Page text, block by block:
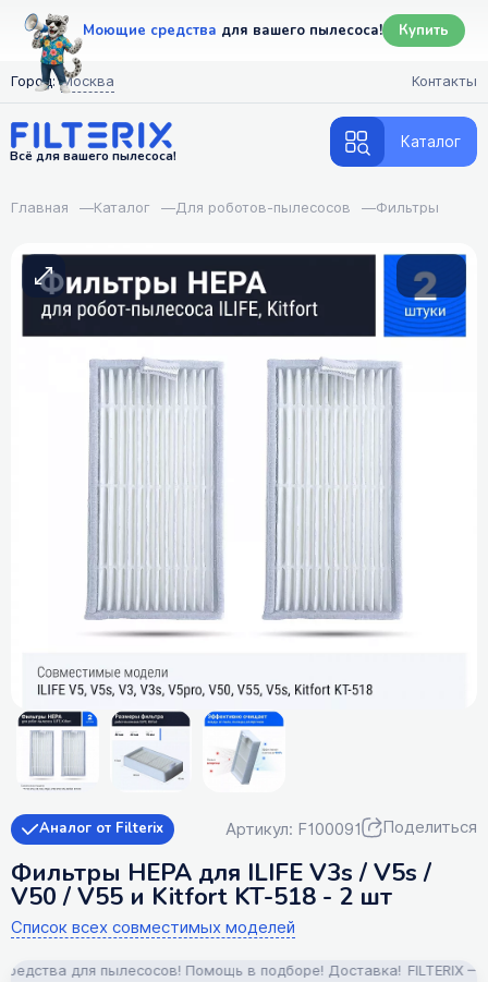
Моющие средства для вашего пылесоса! Купить
Город: Москва Контакты
Всё для вашего пылесоса!
Каталог
Главная —Каталог —Для роботов-пылесосов —Фильтры
Аналог от Filterix Артикул: F100091 Поделиться
Фильтры HEPA для ILIFE V3s / V5s /
V50 / V55 и Kitfort KT-518 - 2 шт
Список всех совместимых моделей
для пылесосов! Помощь в подборе! Доставка! FILTERIX —